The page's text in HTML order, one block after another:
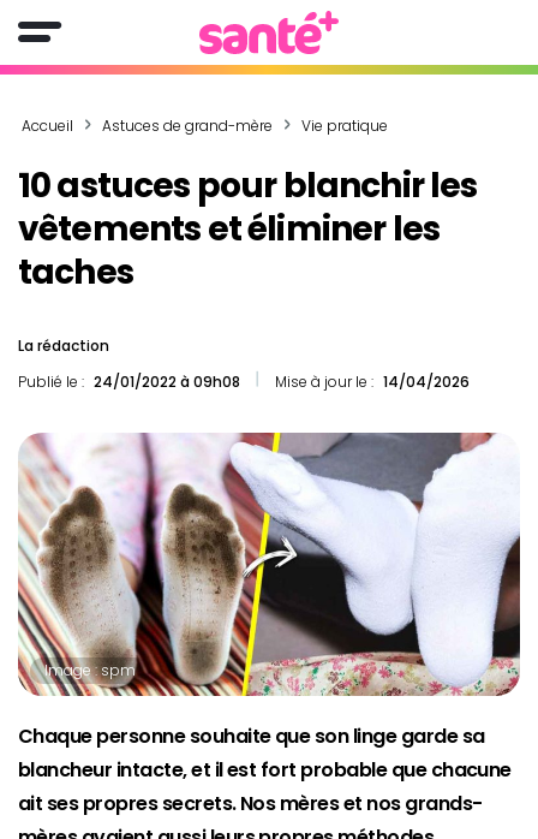
Accueil Astuces de grand-mère Vie pratique
10 astuces pour blanchir les
vêtements et éliminer les
taches
La rédaction
Publié le : 24/01/2022 à 09h08 Mise à jour le : 14/04/2026
Image : spm
Chaque personne souhaite que son linge garde sa
blancheur intacte, et il est fort probable que chacune
ait ses propres secrets. Nos mères et nos grands-